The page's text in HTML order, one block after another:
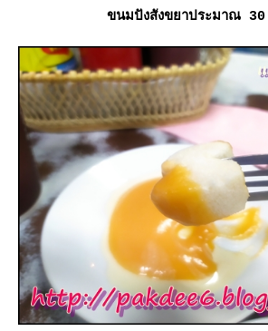
ขนมปังสังขยาประมาณ